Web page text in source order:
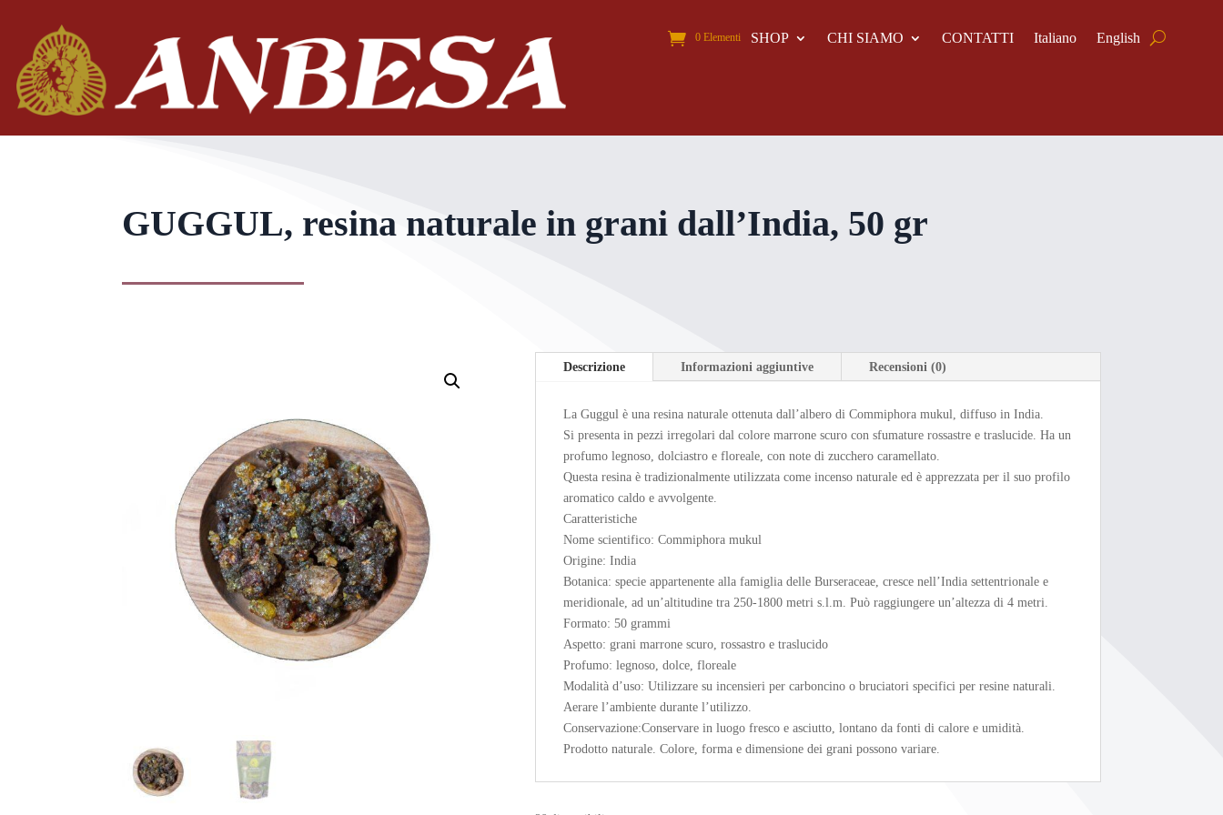
0 Elementi SHOP CHI SIAMO CONTATTI Italiano English
GUGGUL, resina naturale in grani dall’India, 50 gr
Descrizione Informazioni aggiuntive Recensioni (0)
La Guggul è una resina naturale ottenuta dall’albero di Commiphora mukul, diffuso in India.
Si presenta in pezzi irregolari dal colore marrone scuro con sfumature rossastre e traslucide. Ha un
profumo legnoso, dolciastro e floreale, con note di zucchero caramellato.
Questa resina è tradizionalmente utilizzata come incenso naturale ed è apprezzata per il suo profilo
aromatico caldo e avvolgente.
Caratteristiche
Nome scientifico: Commiphora mukul
Origine: India
Botanica: specie appartenente alla famiglia delle Burseraceae, cresce nell’India settentrionale e
meridionale, ad un’altitudine tra 250-1800 metri s.l.m. Può raggiungere un’altezza di 4 metri.
Formato: 50 grammi
Aspetto: grani marrone scuro, rossastro e traslucido
Profumo: legnoso, dolce, floreale
Modalità d’uso: Utilizzare su incensieri per carboncino o bruciatori specifici per resine naturali.
Aerare l’ambiente durante l’utilizzo.
Conservazione:Conservare in luogo fresco e asciutto, lontano da fonti di calore e umidità.
Prodotto naturale. Colore, forma e dimensione dei grani possono variare.